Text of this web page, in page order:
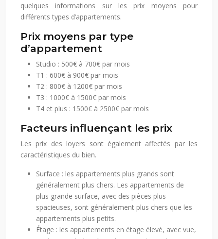
quelques informations sur les prix moyens pour
différents types d’appartements.
Prix moyens par type
d’appartement
Studio : 500€ à 700€ par mois
T1 : 600€ à 900€ par mois
T2 : 800€ à 1200€ par mois
T3 : 1000€ à 1500€ par mois
T4 et plus : 1500€ à 2500€ par mois
Facteurs influençant les prix
Les prix des loyers sont également affectés par les
caractéristiques du bien.
Surface : les appartements plus grands sont
généralement plus chers. Les appartements de
plus grande surface, avec des pièces plus
spacieuses, sont généralement plus chers que les
appartements plus petits.
Étage : les appartements en étage élevé, avec vue,